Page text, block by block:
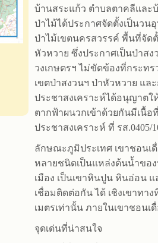
บ้านสระแก้ว ตำบลตาคลีและ
ป่าไม้ได้ประกาศจัดตั้งเป็นวน
ป่าไม้เขตนครสวรรค์ พื้นที่จัด
หัวหวาย ซึ่งประกาศเป็นป่าส
วงเกษตรฯ ไม่ขัดข้องที่กระท
เขตป่าสงวนฯ ป่าหัวหวาย แล
ประชาสงเคราะห์ได้อนุญาตใ
ตากฟ้าผนวกเข้าด้วยกันมีเนื้อ
ประชาสงเคราะห์ ที่ รส.0405/
ลักษณะภูมิประเทศ เขาชอนเ
หลายชนิดเป็นแหล่งต้นน้ำขอ
เมือง เป็นเขาหินปูน หินอ่อน
เชื่อมติดต่อกัน ได้ เชิงเขาทา
เมตรเท่านั้น ภายในเขาชอน
จุดเด่นที่น่าสนใจ